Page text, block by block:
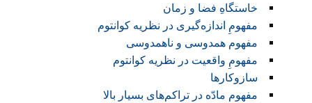
خاستگاهِ فضا و زمان
مفهومِ اندازه‌گیری در نظریه کوانتوم
مفهوم همدوسی و ناهمدوسی
مفهومِ واقعیت در نظریه کوانتوم
ساز‌و‌کارها
مفهوم مادّه در تراکم‌های‌ بسیار بالا